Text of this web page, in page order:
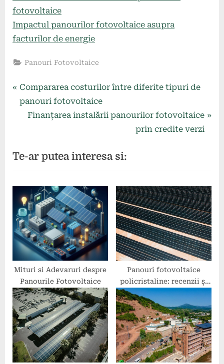
fotovoltaice
Impactul panourilor fotovoltaice asupra
facturilor de energie
Panouri Fotovoltaice
Navigare
în
P
r
o
u
s
P
o
s
t
:
Compararea costurilor între diferite tipuri de
panouri fotovoltaice
N
t
P
o
s
t
:
Finanțarea instalării panourilor fotovoltaice
prin credite verzi
Te-ar putea interesa si:
Mituri si Adevaruri despre
Panourile Fotovoltaice
Panouri fotovoltaice
policristaline: recenzii și
experiențe